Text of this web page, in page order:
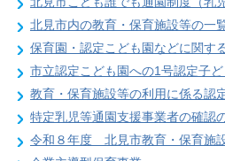
北見市内の教育・保育施設等の一
保育園・認定こども園などに関す
市立認定こども園への1号認定子
教育・保育施設等の利用に係る認定（教育・
特定乳児等通園支援事業者の確認
令和８年度 北見市教育・保育施設の利用申